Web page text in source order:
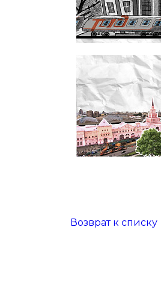
Возврат к списку